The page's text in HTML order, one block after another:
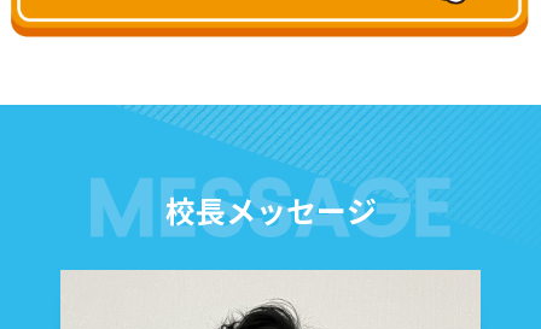
校長メッセージ